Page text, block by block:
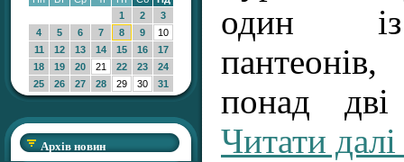
1
2
3
4
5 6 7 8 9
10
11
12 13 14 15 16
17
18
19 20 21 22 23
24
25
26 27 28 29 30 31
Архів новин
один із
понад
Читати